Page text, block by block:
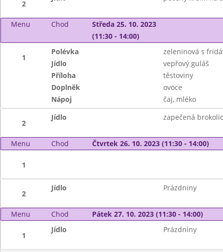
2
Menu Chod
Středa 25. 10. 2023
(11:30 - 14:00)
1
Polévka
zeleninová s
Jídlo
vepřový guláš
Příloha
těstoviny
Doplněk
ovoce
Nápoj
čaj, mléko
2
Jídlo zapečená
Menu Chod Čtvrtek 26. 10. 2023 (11:30 - 14:00)
1
2
Jídlo Prázdniny
Menu Chod Pátek 27. 10. 2023 (11:30 - 14:00)
1
Jídlo Prázdniny